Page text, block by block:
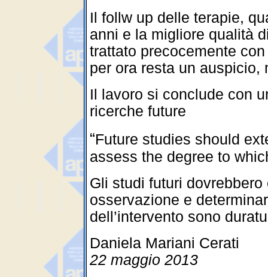
Il follw up delle terapie,
anni e la migliore qualità
trattato precocemente
per ora resta un auspicio,
Il lavoro si conclude con
ricerche future
“Future studies should
assess the degree to
Gli studi futuri
osservazione e
dell’intervento sono
Daniela Mariani Cerati
22 maggio 2013